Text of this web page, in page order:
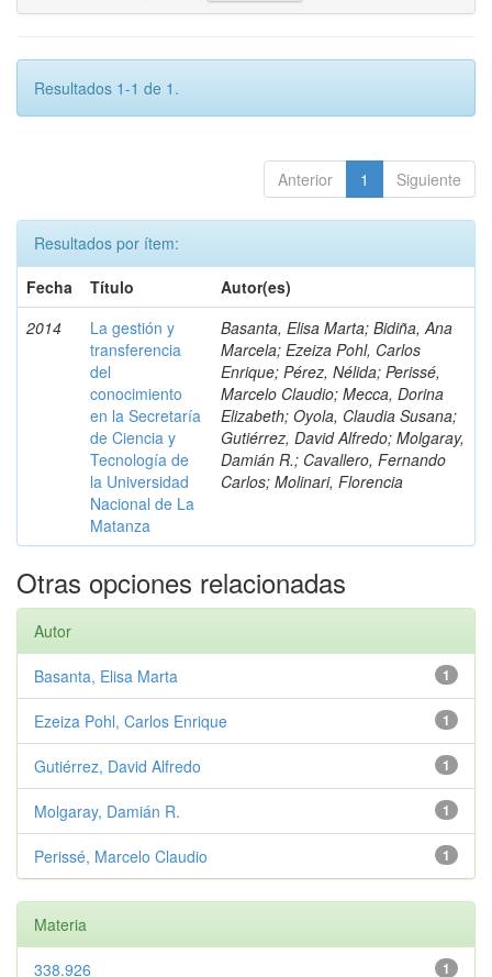
Resultados 1-1 de 1.
Anterior 1 Siguiente
Resultados por ítem:
Fecha
Título
Autor(es)
2014
La gestión y
transferencia
del
conocimiento
en la Secretaría
de Ciencia y
Tecnología de
la Universidad
Nacional de La
Matanza
Basanta, Elisa Marta; Bidiña, Ana
Marcela; Ezeiza Pohl, Carlos
Enrique; Pérez, Nélida; Perissé,
Marcelo Claudio; Mecca, Dorina
Elizabeth; Oyola, Claudia Susana;
Gutiérrez, David Alfredo; Molgaray,
Damián R.; Cavallero, Fernando
Carlos; Molinari, Florencia
Otras opciones relacionadas
Autor
1
Basanta, Elisa Marta
1
Ezeiza Pohl, Carlos Enrique
1
Gutiérrez, David Alfredo
1
Molgaray, Damián R.
1
Perissé, Marcelo Claudio
Materia
1
338.926